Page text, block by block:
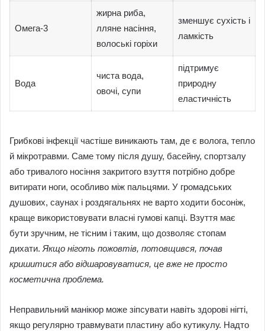
Омега-3
жирна риба,
лляне насіння,
волоські горіхи
зменшує сухість і
ламкість
Вода
чиста вода,
овочі, супи
підтримує
природну
еластичність
Грибкові інфекції частіше виникають там, де є волога, тепло
й мікротравми. Саме тому після душу, басейну, спортзалу
або тривалого носіння закритого взуття потрібно добре
витирати ноги, особливо між пальцями. У громадських
душових, саунах і роздягальнях не варто ходити босоніж,
краще використовувати власні гумові капці. Взуття має
бути зручним, не тісним і таким, що дозволяє стопам
дихати. Якщо ніготь пожовтів, потовщився, почав
кришитися або відшаровуватися, це вже не просто
косметична проблема.
Неправильний манікюр може зіпсувати навіть здорові нігті,
якщо регулярно травмувати пластину або кутикулу. Надто